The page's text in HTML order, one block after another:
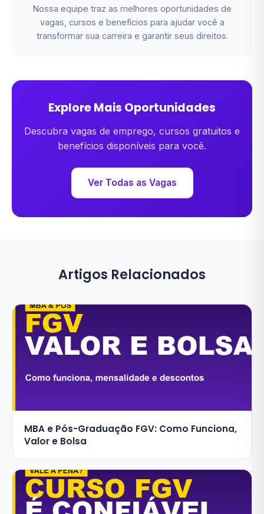
Nossa equipe traz as melhores oportunidades de
vagas, cursos e benefícios para ajudar você a
transformar sua carreira e garantir seus direitos.
Explore Mais Oportunidades
Descubra vagas de emprego, cursos gratuitos e
benefícios disponíveis para você.
Ver Todas as Vagas
Artigos Relacionados
MBA e Pós-Graduação FGV: Como Funciona,
Valor e Bolsa